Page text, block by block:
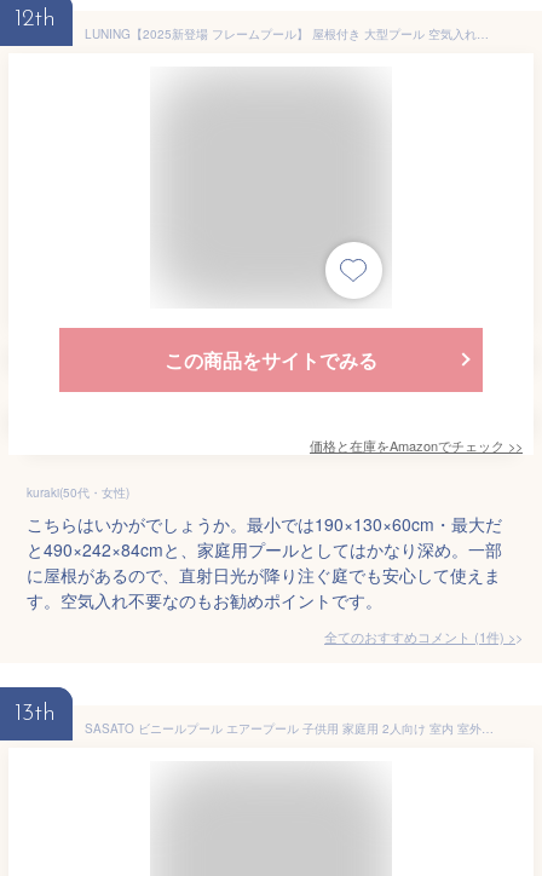
12th
LUNING【2025新登場 フレームプール】 屋根付き 大型プール 空気入れ不要 子供用 家庭用 耐高温 耐摩擦 紫外線遮蔽 猛暑対策 水遊び 簡易露天風呂 日本語説明書付き (外径490*242*84CM、内径436*208*84CM)
この商品をサイトでみる
価格と在庫をAmazonでチェック >>
kuraki(50代・女性)
こちらはいかがでしょうか。最小では190×130×60cm・最大だ
と490×242×84cmと、家庭用プールとしてはかなり深め。一部
に屋根があるので、直射日光が降り注ぐ庭でも安心して使えま
す。空気入れ不要なのもお勧めポイントです。
全てのおすすめコメント (1件) >
13th
SASATO ビニールプール エアープール 子供用 家庭用 2人向け 室内 室外 組み立て簡単 コンパクト収納 暑さ対策 四角い pvc マルチカラー 幅150cm 深さ50cm (150*110*55CM)